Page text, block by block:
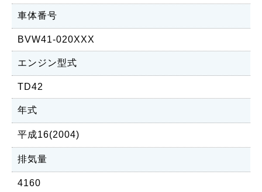
車体番号
BVW41-020XXX
エンジン型式
TD42
年式
平成16(2004)
排気量
4160